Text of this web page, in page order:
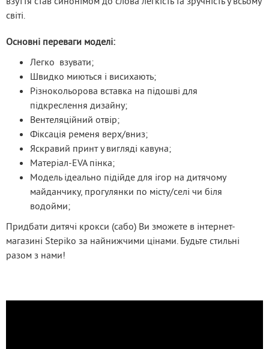
світі.
Основні переваги моделі:
Легко взувати;
Швидко миються і висихають;
Різнокольорова вставка на підошві для
підкреслення дизайну;
Вентеляційний отвір;
Фіксація ременя верх/вниз;
Яскравий принт у вигляді кавуна;
Матеріал-EVA пінка;
Модель ідеально підійде для ігор на дитячому
майданчику, прогулянки по місту/селі чи біля
водойми;
Придбати дитячі крокси (сабо) Ви зможете в інтернет-
магазині Stepiko за найнижчими цінами. Будьте стильні
разом з нами!